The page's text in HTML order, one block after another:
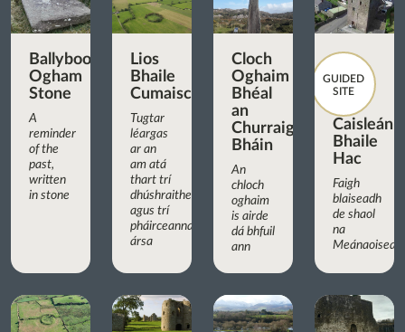
Ballyboodan
Ogham
Stone
A
reminder
of the
past,
written
in stone
Lios
Bhaile
Cumaisc
Tugtar
léargas
ar an
am atá
thart trí
dhúshraitheanna
agus trí
pháirceanna
ársa
Cloch
Oghaim
Bhéal
an
Churraigh
Bháin
An
chloch
oghaim
is airde
dá bhfuil
ann
GUIDED
SITE
Caisleán
Bhaile
Hac
Faigh
blaiseadh
de shaol
na